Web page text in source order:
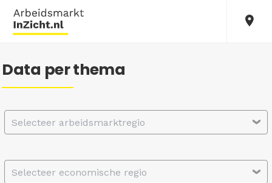
Data per thema
Selecteer arbeidsmarktregio
Selecteer economische regio